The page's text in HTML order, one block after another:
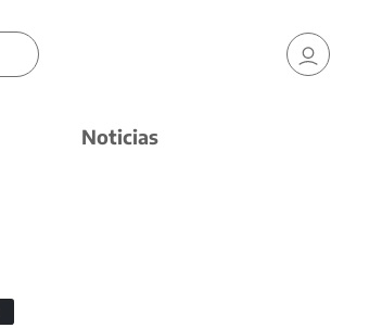
Noticias